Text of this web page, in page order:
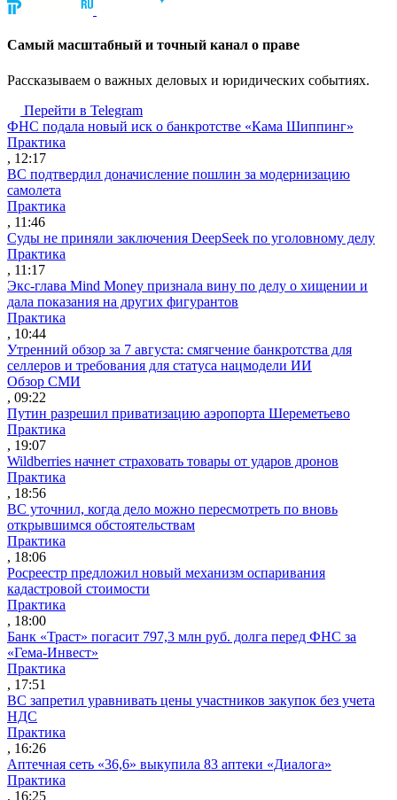
Cамый масштабный и точный канал о праве
Рассказываем о важных деловых и юридических событиях.
Перейти в Telegram
ФНС подала новый иск о банкротстве «Кама Шиппинг»
Практика
, 12:17
ВС подтвердил доначисление пошлин за модернизацию
самолета
Практика
, 11:46
Суды не приняли заключения DeepSeek по уголовному делу
Практика
, 11:17
Экс-глава Mind Money признала вину по делу о хищении и
дала показания на других фигурантов
Практика
, 10:44
Утренний обзор за 7 августа: смягчение банкротства для
селлеров и требования для статуса нацмодели ИИ
Обзор СМИ
, 09:22
Путин разрешил приватизацию аэропорта Шереметьево
Практика
, 19:07
Wildberries начнет страховать товары от ударов дронов
Практика
, 18:56
ВС уточнил, когда дело можно пересмотреть по вновь
открывшимся обстоятельствам
Практика
, 18:06
Росреестр предложил новый механизм оспаривания
кадастровой стоимости
Практика
, 18:00
Банк «Траст» погасит 797,3 млн руб. долга перед ФНС за
«Гема-Инвест»
Практика
, 17:51
ВС запретил уравнивать цены участников закупок без учета
НДС
Практика
, 16:26
Аптечная сеть «36,6» выкупила 83 аптеки «Диалога»
Практика
, 16:25